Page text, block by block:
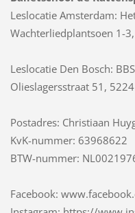
Leslocatie Amsterdam:
Wachterliedplantsoen 1-
Leslocatie Den Bosch:
Olieslagersstraat 51,
Postadres: Christiaan
KvK-nummer: 63968622
BTW-nummer:
Facebook: